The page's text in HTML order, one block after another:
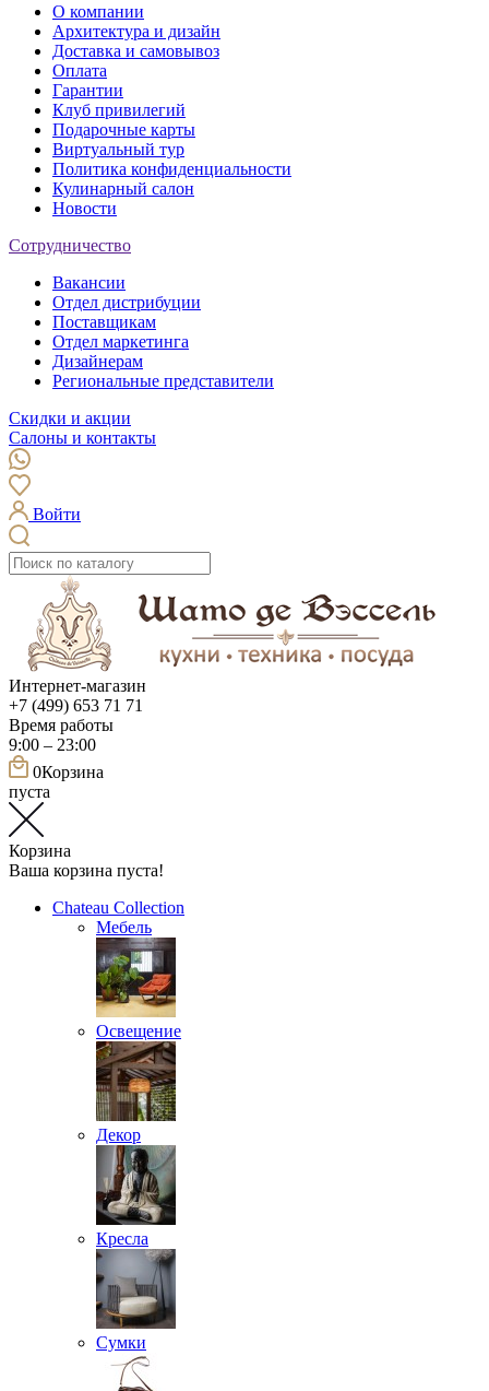
О компании
Архитектура и дизайн
Доставка и самовывоз
Оплата
Гарантии
Клуб привилегий
Подарочные карты
Виртуальный тур
Политика конфиденциальности
Кулинарный салон
Новости
Сотрудничество
Вакансии
Отдел дистрибуции
Поставщикам
Отдел маркетинга
Дизайнерам
Региональные представители
Скидки и акции
Салоны и контакты
Войти
Интернет-магазин
+7 (499) 653 71 71
Время работы
9:00 – 23:00
0Корзина
пуста
Корзина
Ваша корзина пуста!
Chateau Collection
Мебель
Освещение
Декор
Кресла
Сумки